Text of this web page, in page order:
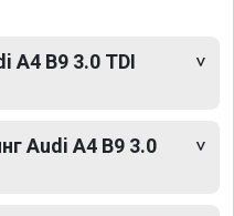
A4 B9 3.0 TDI
Audi A4 B9 3.0